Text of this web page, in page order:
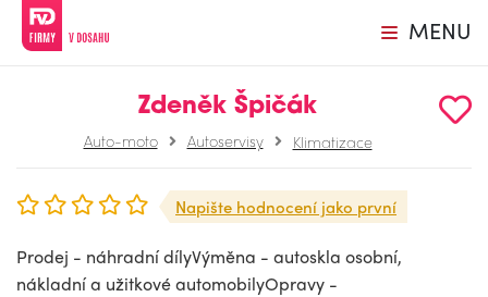
MENU
Zdeněk Špičák
Auto-moto Autoservisy Klimatizace
Napište hodnocení jako první
Prodej - náhradní dílyVýměna - autoskla osobní,
nákladní a užitkové automobilyOpravy -